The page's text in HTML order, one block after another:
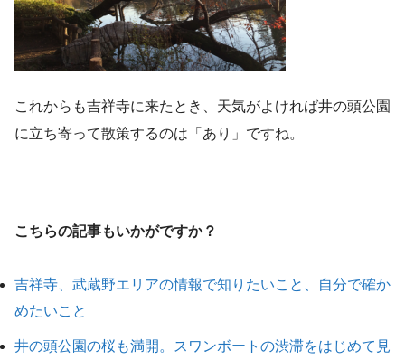
これからも吉祥寺に来たとき、天気がよければ井の頭公園
に立ち寄って散策するのは「あり」ですね。
こちらの記事もいかがですか？
吉祥寺、武蔵野エリアの情報で知りたいこと、自分で確か
めたいこと
井の頭公園の桜も満開。スワンボートの渋滞をはじめて見